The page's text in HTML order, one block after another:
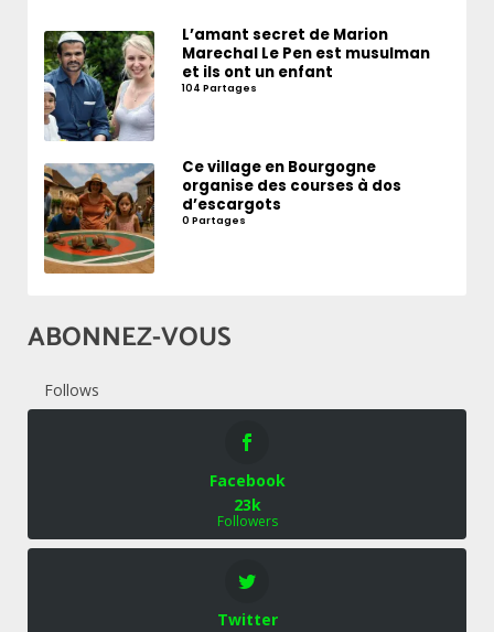
L’amant secret de Marion
Marechal Le Pen est musulman
et ils ont un enfant
104 Partages
Ce village en Bourgogne
organise des courses à dos
d’escargots
0 Partages
ABONNEZ-VOUS
Follows
Facebook
23k
Followers
Twitter